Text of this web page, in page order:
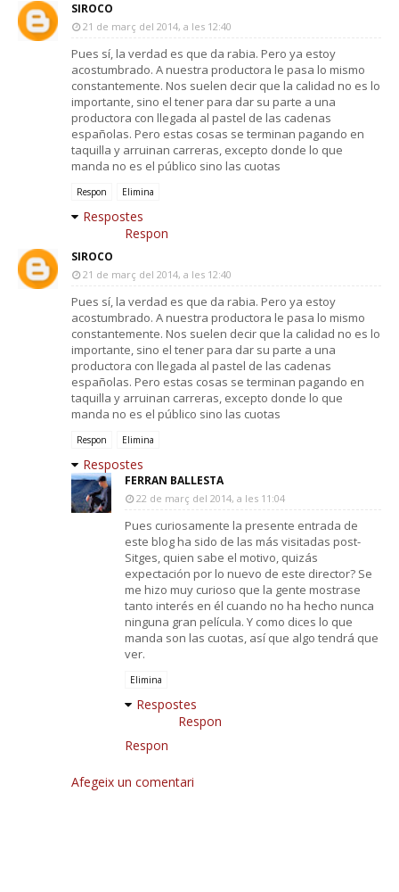
SIROCO
21 de març del 2014, a les 12:40
Pues sí, la verdad es que da rabia. Pero ya estoy
acostumbrado. A nuestra productora le pasa lo mismo
constantemente. Nos suelen decir que la calidad no es lo
importante, sino el tener para dar su parte a una
productora con llegada al pastel de las cadenas
españolas. Pero estas cosas se terminan pagando en
taquilla y arruinan carreras, excepto donde lo que
manda no es el público sino las cuotas
Respon Elimina
Respostes
Respon
SIROCO
21 de març del 2014, a les 12:40
Pues sí, la verdad es que da rabia. Pero ya estoy
acostumbrado. A nuestra productora le pasa lo mismo
constantemente. Nos suelen decir que la calidad no es lo
importante, sino el tener para dar su parte a una
productora con llegada al pastel de las cadenas
españolas. Pero estas cosas se terminan pagando en
taquilla y arruinan carreras, excepto donde lo que
manda no es el público sino las cuotas
Respon Elimina
Respostes
FERRAN BALLESTA
22 de març del 2014, a les 11:04
Pues curiosamente la presente entrada de
este blog ha sido de las más visitadas post-
Sitges, quien sabe el motivo, quizás
expectación por lo nuevo de este director? Se
me hizo muy curioso que la gente mostrase
tanto interés en él cuando no ha hecho nunca
ninguna gran película. Y como dices lo que
manda son las cuotas, así que algo tendrá que
ver.
Elimina
Respostes
Respon
Respon
Afegeix un comentari